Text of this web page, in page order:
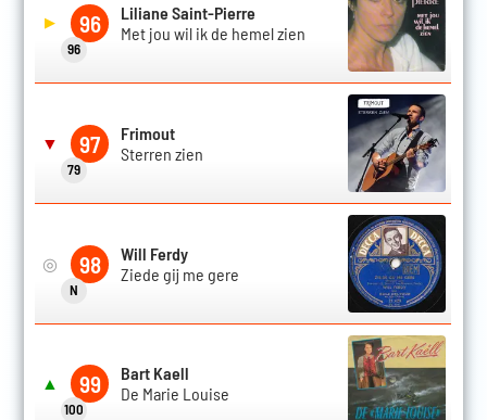
▶ 96
96
Liliane Saint-Pierre
Met jou wil ik de hemel zien
▼ 97
79
Frimout
Sterren zien
◎ 98
N
Will Ferdy
Ziede gij me gere
▲ 99
100
Bart Kaell
De Marie Louise